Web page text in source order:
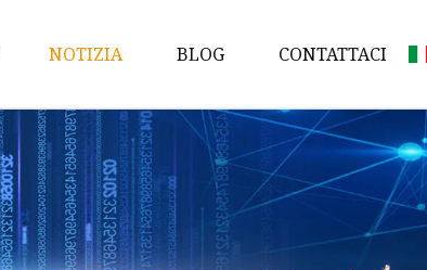
NOTIZIA BLOG CONTATTACI